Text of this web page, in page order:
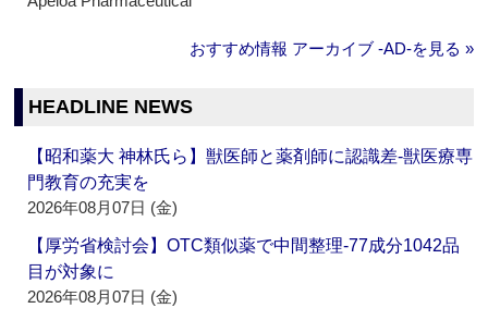
おすすめ情報 アーカイブ ‐AD‐を見る »
HEADLINE NEWS
【昭和薬大 神林氏ら】獣医師と薬剤師に認識差‐獣医療専
門教育の充実を
2026年08月07日 (金)
【厚労省検討会】OTC類似薬で中間整理‐77成分1042品
目が対象に
2026年08月07日 (金)